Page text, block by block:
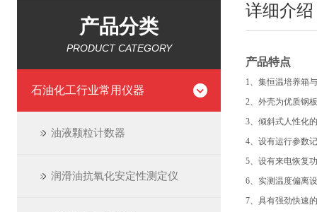
产品分类
PRODUCT CATEGORY
石油化工行业常用仪器
油液颗粒计数器
润滑油抗氧化安定性测定仪
详细介绍
产品特点
1、集恒温培养箱
2、外壳为优质钢
3、倾斜式人性化
4、设有运行参数
5、设有来电恢复
6、实测温度偏离
7、 具有强劲快速